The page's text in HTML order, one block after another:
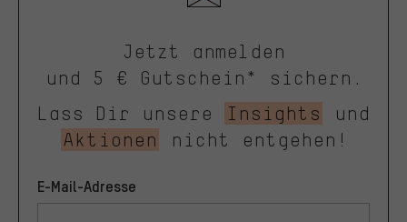
Jetzt anmelden
und 5 € Gutschein* sichern.
Lass Dir unsere
Insights
und
Aktionen
nicht entgehen!
E-Mail-Adresse